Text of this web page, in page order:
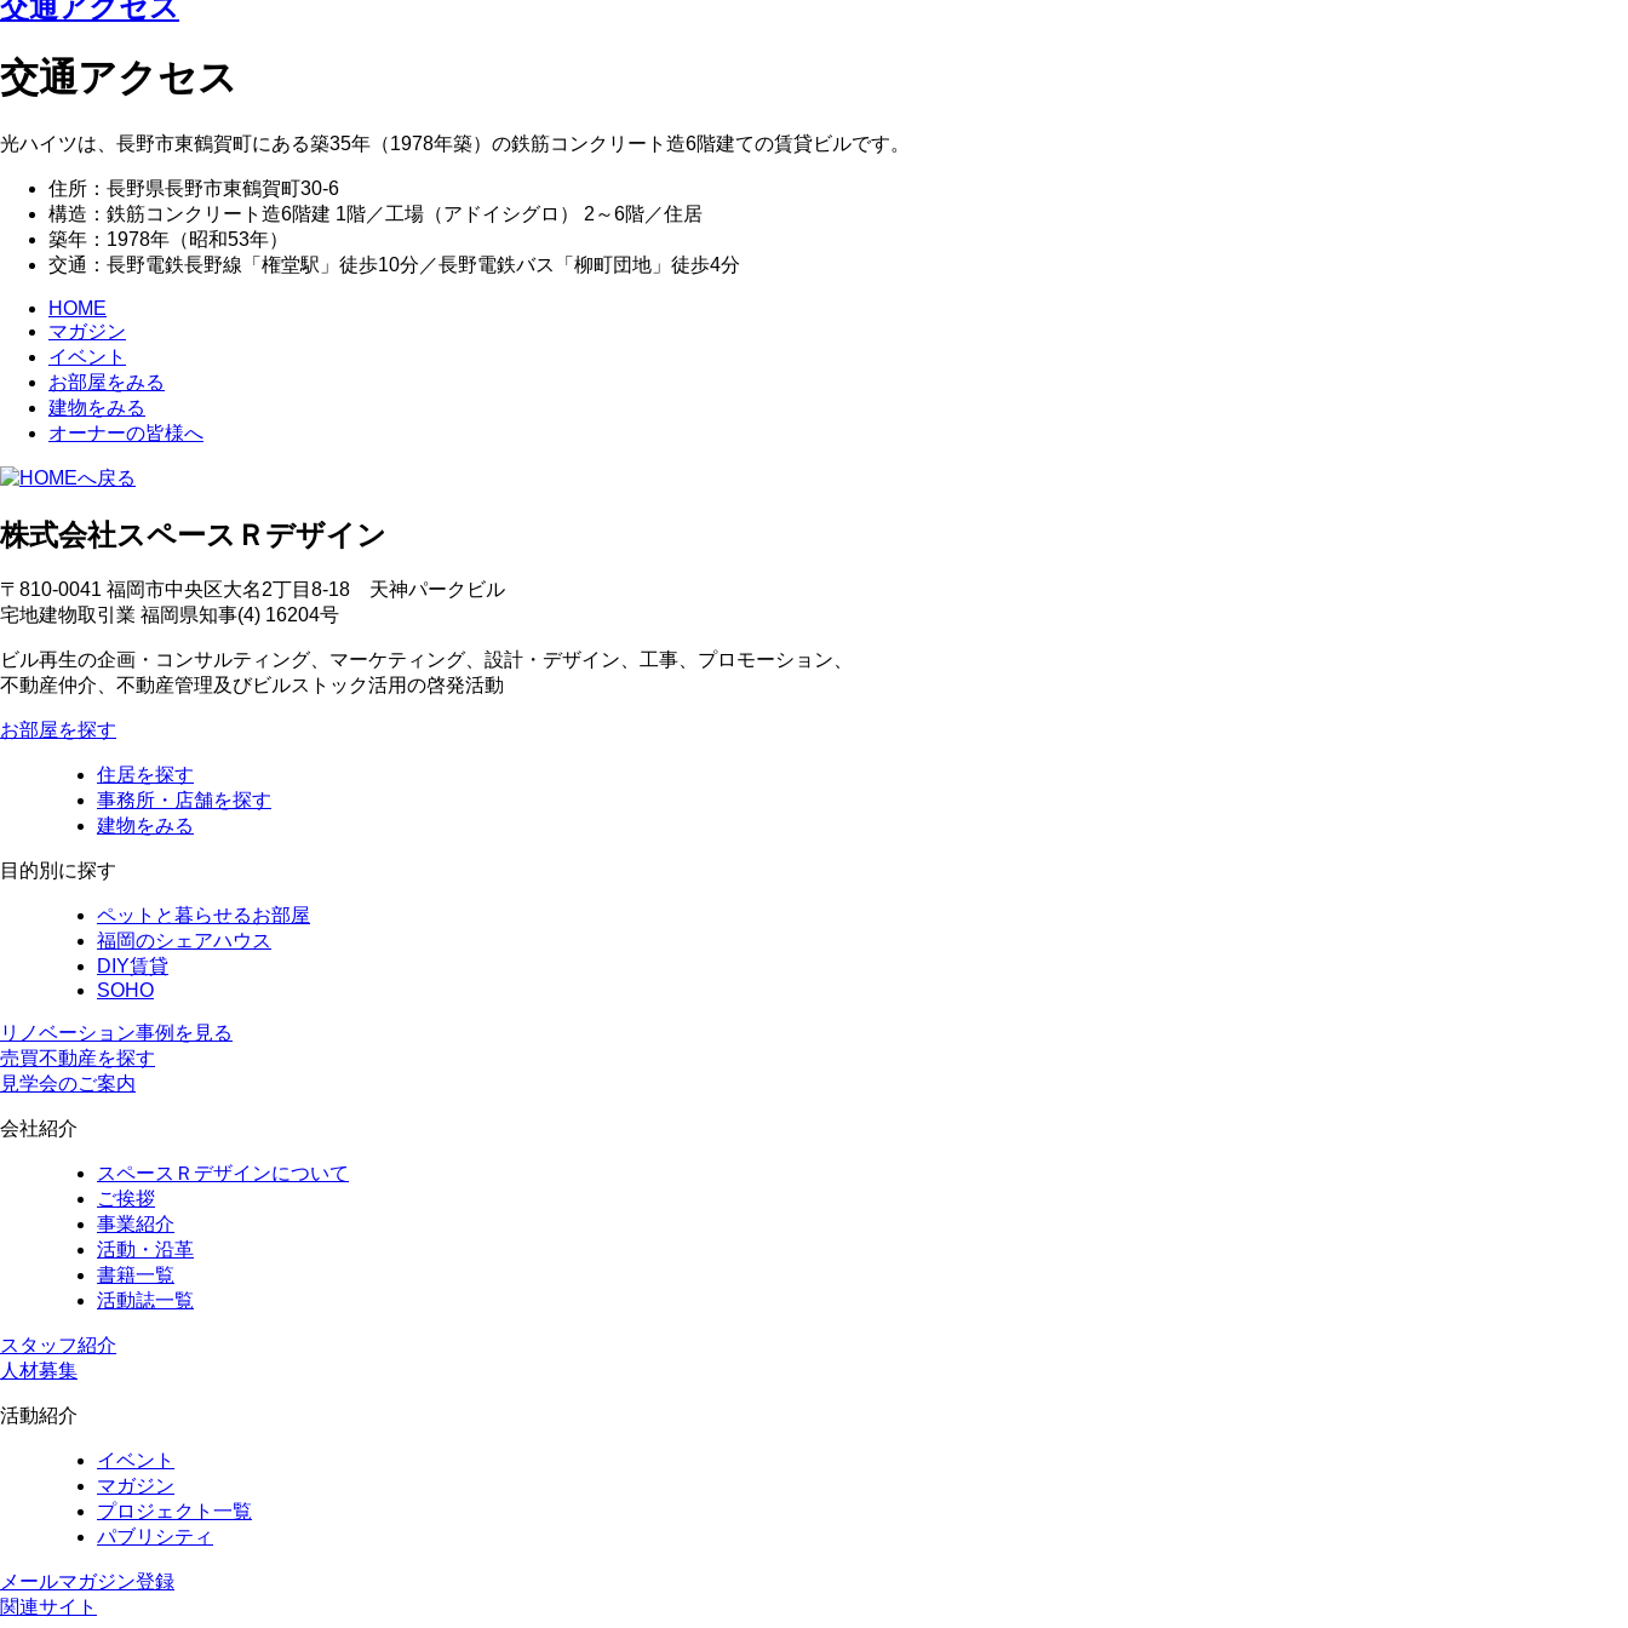
交通アクセス
光ハイツは、長野市東鶴賀町にある築35年（1978年築）の鉄筋コンクリート造6階建ての賃貸ビルです。
住所：長野県長野市東鶴賀町30-6
構造：鉄筋コンクリート造6階建 1階／工場（アドイシグロ） 2～6階／住居
築年：1978年（昭和53年）
交通：長野電鉄長野線「権堂駅」徒歩10分／長野電鉄バス「柳町団地」徒歩4分
HOME
マガジン
イベント
お部屋をみる
建物をみる
オーナーの皆様へ
株式会社スペースＲデザイン
〒810-0041 福岡市中央区大名2丁目8-18 天神パークビル
宅地建物取引業 福岡県知事(4) 16204号
ビル再生の企画・コンサルティング、マーケティング、設計・デザイン、工事、プロモーション、
不動産仲介、不動産管理及びビルストック活用の啓発活動
お部屋を探す
住居を探す
事務所・店舗を探す
建物をみる
目的別に探す
ペットと暮らせるお部屋
福岡のシェアハウス
DIY賃貸
SOHO
リノベーション事例を見る
売買不動産を探す
見学会のご案内
会社紹介
スペースＲデザインについて
ご挨拶
事業紹介
活動・沿革
書籍一覧
活動誌一覧
スタッフ紹介
人材募集
活動紹介
イベント
マガジン
プロジェクト一覧
パブリシティ
メールマガジン登録
関連サイト